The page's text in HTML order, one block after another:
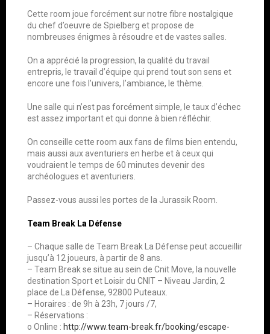
Cette room joue forcément sur notre fibre nostalgique
du chef d’oeuvre de Spielberg et propose de
nombreuses énigmes à résoudre et de vastes salles.
On a apprécié la progression, la qualité du travail
entrepris, le travail d’équipe qui prend tout son sens et
encore une fois l’univers, l’ambiance, le thème.
Une salle qui n’est pas forcément simple, le taux d’échec
est assez important et qui donne à bien réfléchir.
On conseille cette room aux fans de films bien entendu,
mais aussi aux aventuriers en herbe et à ceux qui
voudraient le temps de 60 minutes devenir des
archéologues et aventuriers.
Passez-vous aussi les portes de la Jurassik Room.
Team Break La Défense
– Chaque salle de Team Break La Défense peut accueillir
jusqu’à 12 joueurs, à partir de 8 ans.
– Team Break se situe au sein de Cnit Move, la nouvelle
destination Sport et Loisir du CNIT – Niveau Jardin, 2
place de La Défense, 92800 Puteaux.
– Horaires : de 9h à 23h, 7 jours /7,
– Réservations :
o Online : http://www.team-break.fr/booking/escape-